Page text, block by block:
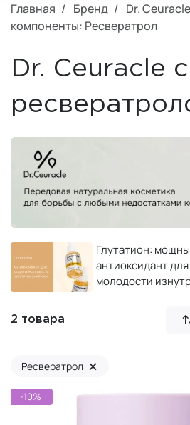
Главная Бренд Dr. Ceuracle
компоненты: Ресвератрол
Dr. Ceuracle с
Глутатион:
антиоксидант
молодости
2 товара
Ресвератрол ×
-10%